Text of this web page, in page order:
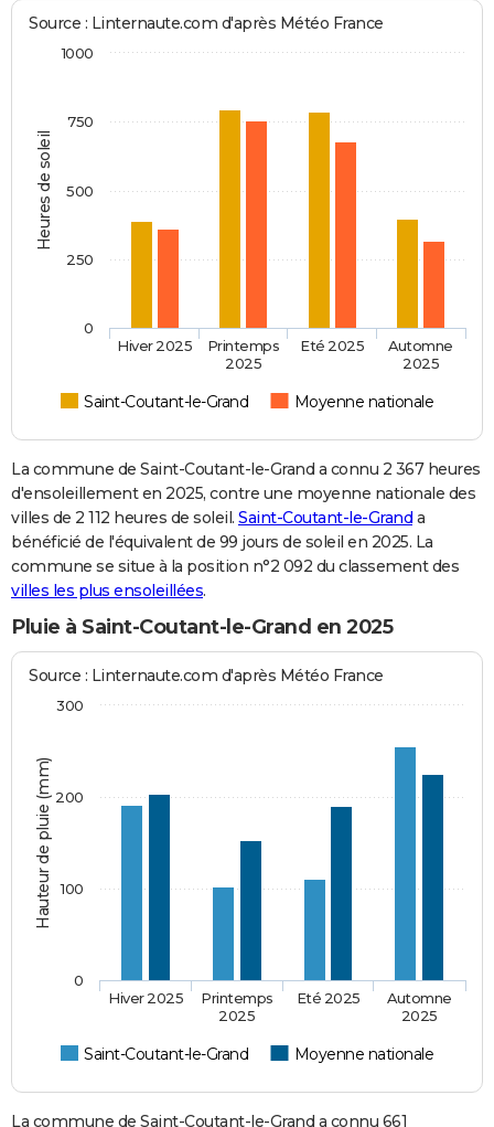
Heures de soleil
Source : Linternaute.com d'après Météo France
Saint-Coutant-le-Grand Moyenne nationale
Hiver 2025
Printemps
2025
Eté 2025
Automne
2025
0
1000
250
500
750
La commune de Saint-Coutant-le-Grand a connu 2 367 heures
d'ensoleillement en 2025, contre une moyenne nationale des
villes de 2 112 heures de soleil. Saint-Coutant-le-Grand a
bénéficié de l'équivalent de 99 jours de soleil en 2025. La
commune se situe à la position n°2 092 du classement des
villes les plus ensoleillées.
Pluie à Saint-Coutant-le-Grand en 2025
Hauteur de pluie (mm)
Source : Linternaute.com d'après Météo France
Saint-Coutant-le-Grand Moyenne nationale
Hiver 2025
Printemps
2025
Eté 2025
Automne
2025
0
100
200
300
La commune de Saint-Coutant-le-Grand a connu 661